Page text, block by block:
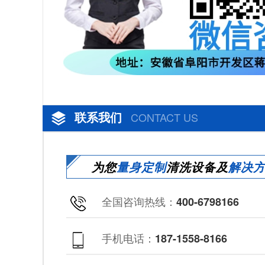
联系我们 CONTACT US
为您量身定制清洗设备及解决
全国咨询热线： 400-6798166
手机电话： 187-1558-8166